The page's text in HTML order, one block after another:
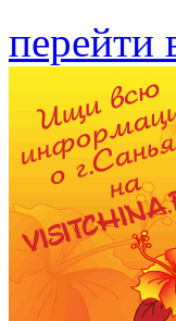
перейти